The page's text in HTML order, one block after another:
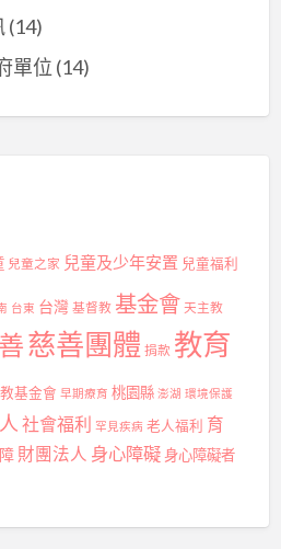
(14)
單位 (14)
兒童之家 兒童及少年安置 兒童福利
台東 台灣 基督教 基金會 天主教
慈善團體 捐款 教育
基金會 早期療育 桃園縣 澎湖 環境保護
社會福利 罕見疾病 老人福利 育
財團法人 身心障礙 身心障礙者